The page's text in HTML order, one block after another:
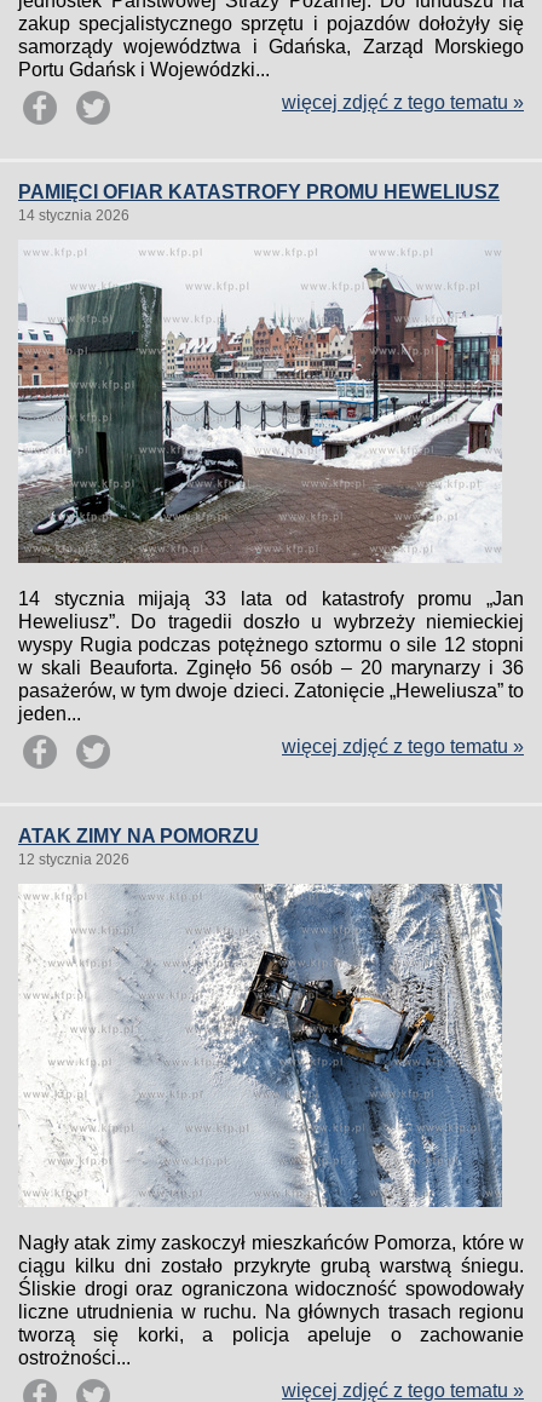
zakup specjalistycznego sprzętu i pojazdów dołożyły się
samorządy województwa i Gdańska, Zarząd Morskiego
Portu Gdańsk i Wojewódzki...
więcej zdjęć z tego tematu »
PAMIĘCI OFIAR KATASTROFY PROMU HEWELIUSZ
14 stycznia 2026
14 stycznia mijają 33 lata od katastrofy promu „Jan
Heweliusz”. Do tragedii doszło u wybrzeży niemieckiej
wyspy Rugia podczas potężnego sztormu o sile 12 stopni
w skali Beauforta. Zginęło 56 osób – 20 marynarzy i 36
pasażerów, w tym dwoje dzieci. Zatonięcie „Heweliusza” to
jeden...
więcej zdjęć z tego tematu »
ATAK ZIMY NA POMORZU
12 stycznia 2026
Nagły atak zimy zaskoczył mieszkańców Pomorza, które w
ciągu kilku dni zostało przykryte grubą warstwą śniegu.
Śliskie drogi oraz ograniczona widoczność spowodowały
liczne utrudnienia w ruchu. Na głównych trasach regionu
tworzą się korki, a policja apeluje o zachowanie
ostrożności...
więcej zdjęć z tego tematu »